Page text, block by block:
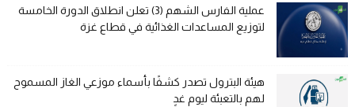
عملية الفارس الشهم (3) تعلن انطلاق الدورة الخامسة
لتوزيع المساعدات الغذائية في قطاع غزة
هيئة البترول تصدر كشفًا بأسماء موزعي الغاز المسموح
لهم بالتعبئة ليوم غدٍ